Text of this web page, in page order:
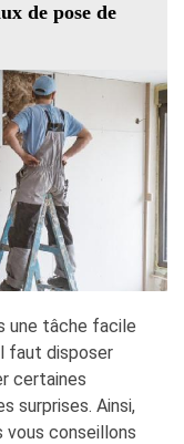
de pose de
une tâche facile
faut disposer
certaines
surprises. Ainsi,
vous conseillons